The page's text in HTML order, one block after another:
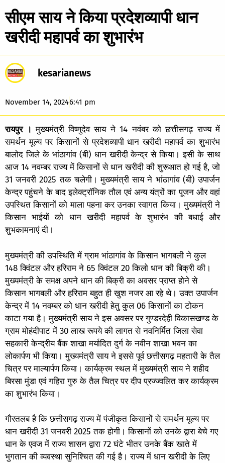
सीएम साय ने किया प्रदेशव्यापी धान
खरीदी महापर्व का शुभारंभ
kesarianews
November 14, 20246:41 pm
रायपुर ।मुख्यमंत्री विष्णुदेव साय ने 14 नवंबर को छत्तीसगढ़ राज्य में
समर्थन मूल्य पर किसानों से प्रदेशव्यापी धान खरीदी महापर्व का शुभारंभ
बालोद जिले के भांठागांव (बी) धान खरीदी केन्द्र से किया। इसी के साथ
आज 14 नवम्बर राज्य में किसानों से धान खरीदी की शुरूआत हो गई है, जो
31 जनवरी 2025 तक चलेगी। मुख्यमंत्री साय ने भांठागांव (बी) उपार्जन
केन्द्र पहुंचने के बाद इलेक्ट्रॉनिक तौल एवं अन्य यंत्रों का पूजन और वहां
उपस्थित किसानों को माला पहना कर उनका स्वागत किया। मुख्यमंत्री ने
किसान भाईयों को धान खरीदी महापर्व के शुभारंभ की बधाई और
शुभकामनाएं दी।
मुख्यमंत्री की उपस्थिति में ग्राम भांठागांव के किसान भागबली ने कुल
148 क्विंटल और हरिराम ने 65 क्विंटल 20 किलो धान की बिक्री की।
मुख्यमंत्री के समक्ष अपने धान की बिक्री का अवसर प्राप्त होने से
किसान भागबली और हरिराम बहुत ही खुश नजर आ रहे थे। उक्त उपार्जन
केन्द्र में 14 नवम्बर को धान खरीदी हेतु कुल 06 किसानों का टोकन
काटा गया है। मुख्यमंत्री साय ने इस अवसर पर गुण्डरदेही विकासखण्ड के
ग्राम मोहंदीपाट में 30 लाख रूपये की लागत से नवनिर्मित जिला सेवा
सहकारी केन्द्रीय बैंक शाखा मर्यादित दुर्ग के नवीन शाखा भवन का
लोकार्पण भी किया। मुख्यमंत्री साय ने इससे पूर्व छत्तीसगढ़ महतारी के तैल
चित्र पर माल्यार्पण किया। कार्यक्रम स्थल में मुख्यमंत्री साय ने शहीद
बिरसा मुंडा एवं गहिरा गुरु के तैल चित्र पर दीप प्रज्ज्वलित कर कार्यक्रम
का शुभारंभ किया।
गौरतलब है कि छत्तीसगढ़ राज्य में पंजीकृत किसानों से समर्थन मूल्य पर
धान खरीदी 31 जनवरी 2025 तक होगी। किसानों को उनके द्वारा बेचे गए
धान के एवज में राज्य शासन द्वारा 72 घंटे भीतर उनके बैंक खाते में
भुगतान की व्यवस्था सुनिश्चित की गई है। राज्य में धान खरीदी के लिए